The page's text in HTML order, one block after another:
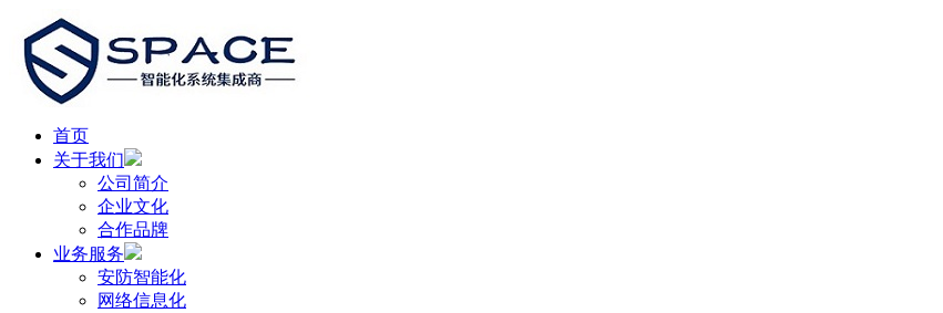
首页
关于我们
公司简介
企业文化
合作品牌
业务服务
安防智能化
网络信息化